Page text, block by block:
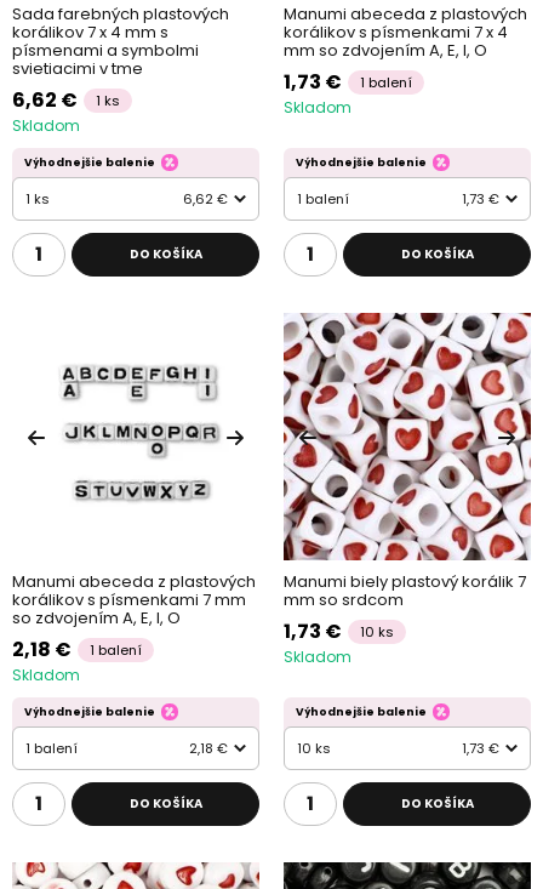
Sada farebných plastových
korálikov 7 x 4 mm s
písmenami a symbolmi
svietiacimi v tme
6,62 € 1 ks
Skladom
Výhodnejšie balenie
1 ks 6,62 €
DO KOŠÍKA
Manumi abeceda z plastových
korálikov s písmenkami 7 x 4
mm so zdvojením A, E, I, O
1,73 € 1 balení
Skladom
Výhodnejšie balenie
1 balení 1,73 €
DO KOŠÍKA
Manumi abeceda z plastových
korálikov s písmenkami 7 mm
so zdvojením A, E, I, O
2,18 € 1 balení
Skladom
Výhodnejšie balenie
1 balení 2,18 €
DO KOŠÍKA
Manumi biely plastový korálik 7
mm so srdcom
1,73 € 10 ks
Skladom
Výhodnejšie balenie
10 ks 1,73 €
DO KOŠÍKA